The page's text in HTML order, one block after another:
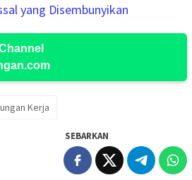
yang Disembunyikan
Kerja
SEBARKAN